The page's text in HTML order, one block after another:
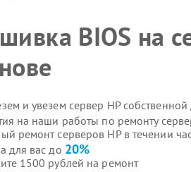
BIOS на
и увезем сервер HP собственной
на наши работы по ремонту
ремонт серверов HP в течении
для вас до 20%
1500 рублей на ремонт